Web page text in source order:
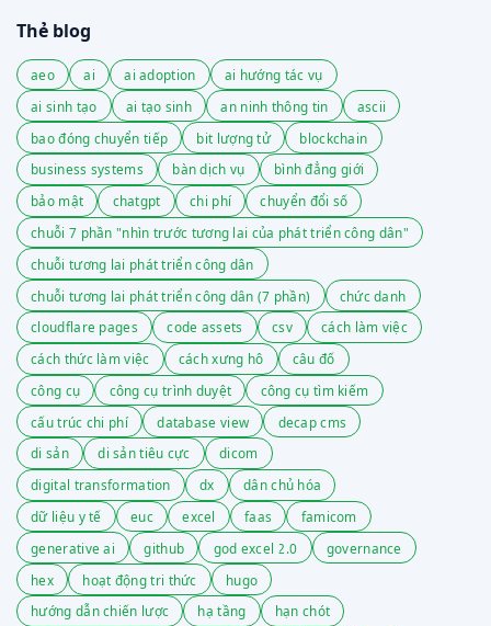
Thẻ blog
aeo ai ai adoption
ai hướng tác vụ
ai sinh tạo
ai tạo sinh an ninh thông tin
ascii
bao đóng chuyển tiếp
bit lượng tử
blockchain
business systems
bàn dịch vụ
bình đẳng giới
bảo mật
chatgpt chi phí
chuyển đổi số
chuỗi 7 phần "nhìn trước tương lai của phát triển công dân"
chuỗi tương lai phát triển công dân
chuỗi tương lai phát triển công dân (7 phần)
chức danh
cloudflare pages
code assets csv
cách làm việc
cách thức làm việc
cách xưng hô
câu đố
công cụ
công cụ trình duyệt
công cụ tìm kiếm
cấu trúc chi phí
database view
decap cms
di sản
di sản tiêu cực
dicom
digital transformation
dx
dân chủ hóa
dữ liệu y tế
euc excel faas
famicom
generative ai
github god excel 2.0
governance
hex
hoạt động tri thức
hugo
hướng dẫn chiến lược
hạ tầng
hạn chót